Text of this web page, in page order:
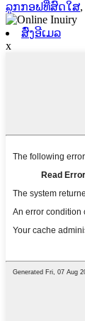
ລູກກອຟທີ່ສົດໃສ,
ສົ່ງອີເມລ
x